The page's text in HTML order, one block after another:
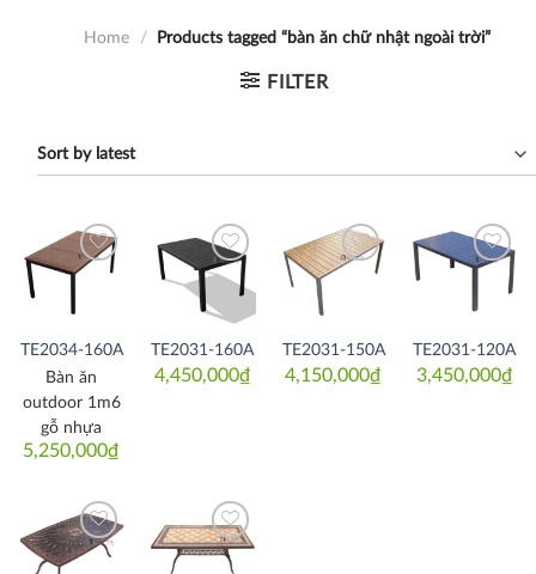
Home / Products tagged “bàn ăn chữ nhật ngoài trời”
FILTER
TE2034-160A
5,250,000₫
Bàn ăn
outdoor 1m6
gỗ nhựa
Thích
TE2031-160A
4,450,000₫
TE2031-150A
4,150,000₫
TE2031-120A
3,450,000₫